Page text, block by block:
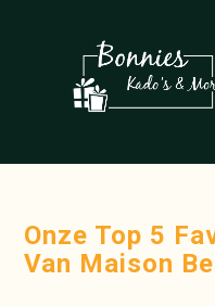
Onze Top 5
Van Maison